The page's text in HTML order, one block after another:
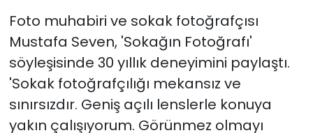
Foto muhabiri ve sokak fotoğrafçısı
Mustafa Seven, 'Sokağın Fotoğrafı'
söyleşisinde 30 yıllık deneyimini paylaştı.
'Sokak fotoğrafçılığı mekansız ve
sınırsızdır. Geniş açılı lenslerle konuya
yakın çalışıyorum. Görünmez olmayı